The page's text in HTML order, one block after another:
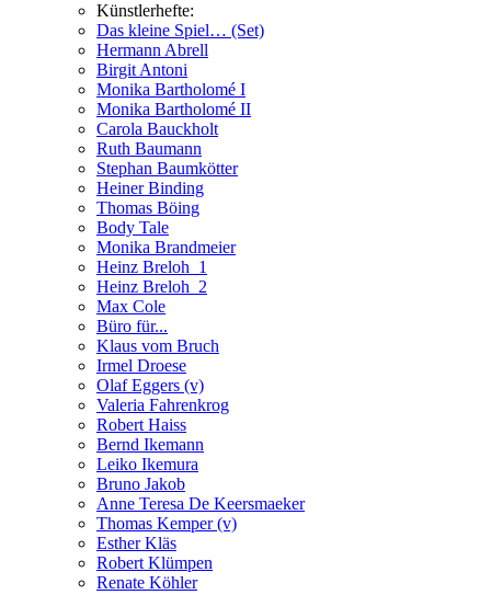
Künstlerhefte:
Das kleine Spiel… (Set)
Hermann Abrell
Birgit Antoni
Monika Bartholomé I
Monika Bartholomé II
Carola Bauckholt
Ruth Baumann
Stephan Baumkötter
Heiner Binding
Thomas Böing
Body Tale
Monika Brandmeier
Heinz Breloh_1
Heinz Breloh_2
Max Cole
Büro für...
Klaus vom Bruch
Irmel Droese
Olaf Eggers (v)
Valeria Fahrenkrog
Robert Haiss
Bernd Ikemann
Leiko Ikemura
Bruno Jakob
Anne Teresa De Keersmaeker
Thomas Kemper (v)
Esther Kläs
Robert Klümpen
Renate Köhler